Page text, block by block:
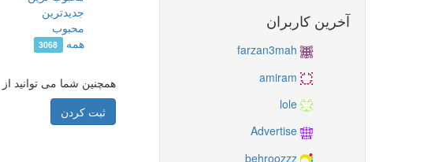
جدیدترین
محبوب
همه
3068
همچنین شما می توانید
ثبت کردن
آخرین کاربران
farzan3mah
amiram
lole
Advertise
behroozzz